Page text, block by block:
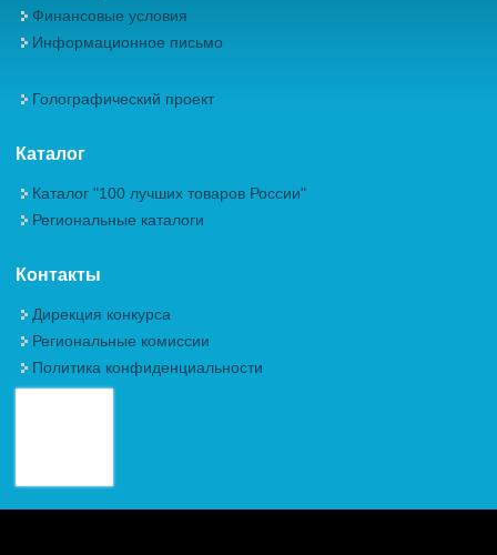
Финансовые условия
Информационное письмо
Голографический проект
Каталог
Каталог "100 лучших товаров России"
Региональные каталоги
Контакты
Дирекция конкурса
Региональные комиссии
Политика конфиденциальности